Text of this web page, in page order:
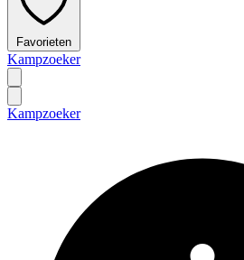
Favorieten
Kampzoeker
Kampzoeker